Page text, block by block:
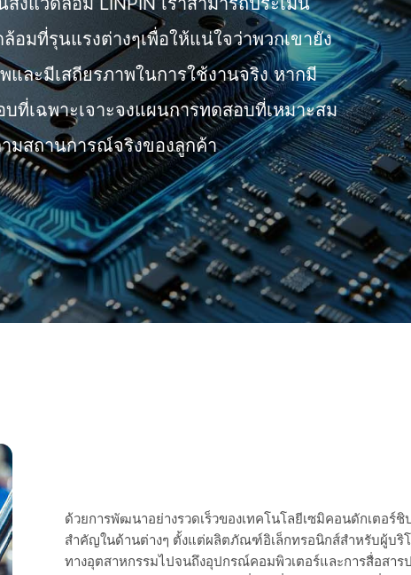
มที่รุนแรงต่างๆเพื่อให้แน่ใจว่าพวกเขายัง
และมีเสถียรภาพในการใช้งานจริง หากมี
เฉพาะเจาะจงแผนการทดสอบที่เหมาะสม
มสถานการณ์จริงของลูกค้า
Slide down
ด้วยการพัฒนาอย่างรวดเร็วของเทคโนโลยีเซมิคอนดักเตอร์
สำคัญในด้านต่างๆ ตั้งแต่ผลิตภัณฑ์อิเล็กทรอนิกส์สําหรับผู้บริ
ทางอุตสาหกรรมไปจนถึงอุปกรณ์คอมพิวเตอร์และการสื่อสาร